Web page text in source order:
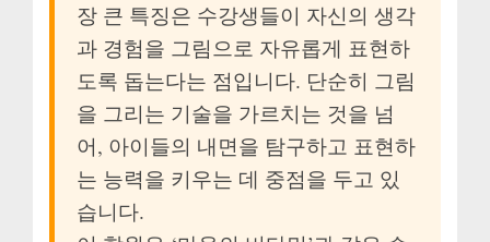
장 큰 특징은 수강생들이 자신의 생각
과 경험을 그림으로 자유롭게 표현하
도록 돕는다는 점입니다. 단순히 그림
을 그리는 기술을 가르치는 것을 넘
어, 아이들의 내면을 탐구하고 표현하
는 능력을 키우는 데 중점을 두고 있
습니다.